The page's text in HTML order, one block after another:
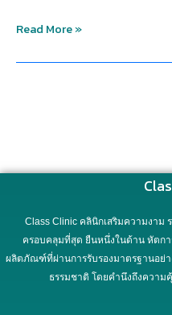
Read More »
Class Clinic คลินิกเสริมความงาม
ครอบคลุมที่สุด ยืนหนึ่งในด้าน หัตก
ผลิตภัณฑ์ที่ผ่านการรับรองมาตรฐานอย่
ธรรมชาติ โดยคำนึงถึงความ